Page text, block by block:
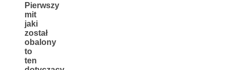
Pierwszy
mit
jaki
został
obalony
to
ten